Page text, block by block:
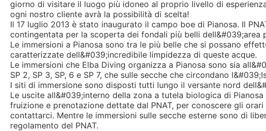
giorno di visitare il luogo più idoneo al proprio livello di
ogni nostro cliente avrà la possibilità di scelta!
Il 17 luglio 2013 è stato inaugurato il campo boe di Pianosa. Il
contingentata per la scoperta dei fondali più belli dell&#039;area
Le immersioni a Pianosa sono tra le più belle che si possano
caratterizzate dell&#039;incredibile limpidezza di queste acque.
Le immersioni che Elba Diving organizza a Pianosa sono sia
SP 2, SP 3, SP, 6 e SP 7, che sulle secche che circondano
I siti di immersione sono disposti tutti lungo il versante nord
Le uscite all&#039;interno della zona a tutela biologica di
fruizione e prenotazione dettate dal PNAT, per conoscere gli
contattarci. Mentre le immersioni sulle secche esterne sono di
regolamento del PNAT.